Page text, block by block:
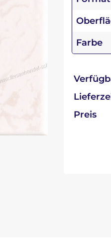
Farbe
Preis